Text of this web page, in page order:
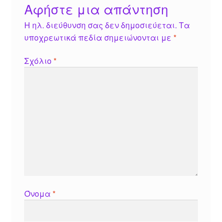
Αφήστε μια απάντηση
Η ηλ. διεύθυνση σας δεν δημοσιεύεται. Τα
υποχρεωτικά πεδία σημειώνονται με *
Σχόλιο*
Όνομα *